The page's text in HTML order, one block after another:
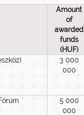
Amount
of
awarded
funds
(HUF)
3 000
000
5 000
000